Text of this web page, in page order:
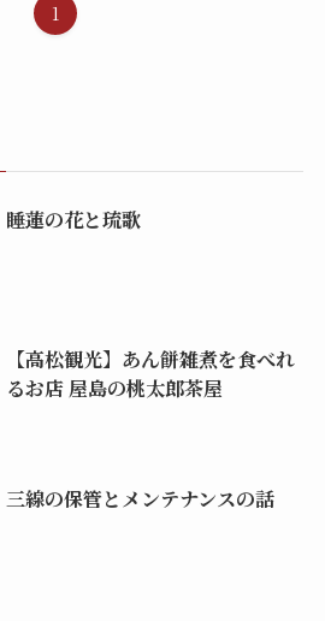
1
睡蓮の花と琉歌
【高松観光】あん餅雑煮を食べれ
るお店 屋島の桃太郎茶屋
三線の保管とメンテナンスの話